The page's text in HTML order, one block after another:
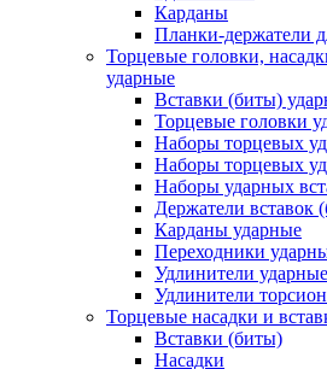
Карданы
Планки-держатели
Торцевые головки,
ударные
Вставки (биты)
Торцевые головки
Наборы торцевых
Наборы торцевых
Наборы ударных
Держатели вставок
Карданы ударные
Переходники
Удлинители ударные
Удлинители
Торцевые насадки и
Вставки (биты)
Насадки